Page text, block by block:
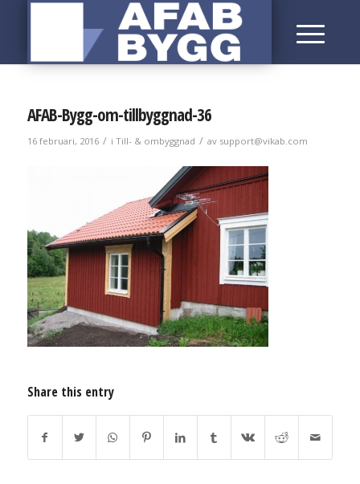
AFAB-Bygg-om-tillbyggnad-36
16 februari, 2016 / i Till- & ombyggnad / av support@vikab.com
Share this entry